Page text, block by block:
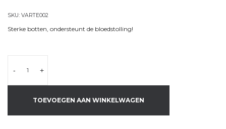
SKU: VARTE002
Sterke botten, ondersteunt de bloedstolling!
- +
TOEVOEGEN AAN WINKELWAGEN